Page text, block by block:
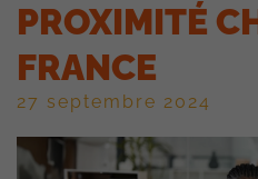
PROXIMITÉ
FRANCE
27 septembre 2024